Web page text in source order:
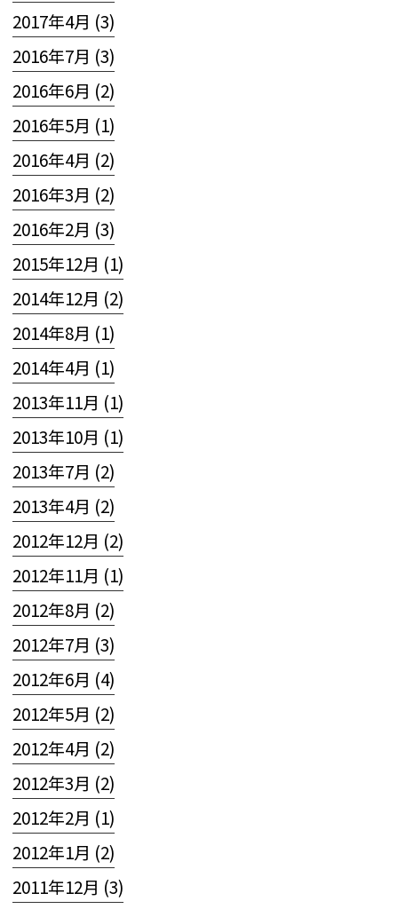
2017年4月 (3)
2016年7月 (3)
2016年6月 (2)
2016年5月 (1)
2016年4月 (2)
2016年3月 (2)
2016年2月 (3)
2015年12月 (1)
2014年12月 (2)
2014年8月 (1)
2014年4月 (1)
2013年11月 (1)
2013年10月 (1)
2013年7月 (2)
2013年4月 (2)
2012年12月 (2)
2012年11月 (1)
2012年8月 (2)
2012年7月 (3)
2012年6月 (4)
2012年5月 (2)
2012年4月 (2)
2012年3月 (2)
2012年2月 (1)
2012年1月 (2)
2011年12月 (3)